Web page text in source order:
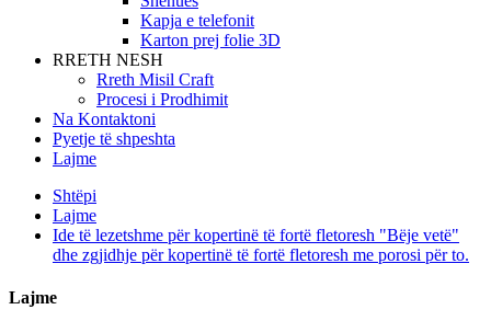
Kapja e telefonit
Karton prej folie 3D
RRETH NESH
Rreth Misil Craft
Procesi i Prodhimit
Na Kontaktoni
Pyetje të shpeshta
Lajme
Shtëpi
Lajme
Ide të lezetshme për kopertinë të fortë fletoresh "Bëje vetë"
dhe zgjidhje për kopertinë të fortë fletoresh me porosi për to.
Lajme